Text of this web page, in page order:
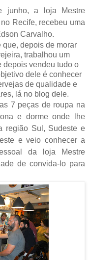
junho, a loja Mestre
Recife, recebeu uma
Carvalho.
depois de morar
trabalhou um
depois vendeu tudo o
dele é conhecer
de qualidade e
lá no blog dele.
7 peças de roupa na
e dorme onde lhe
região Sul, Sudeste e
e veio conhecer a
da loja Mestre
de convida-lo para